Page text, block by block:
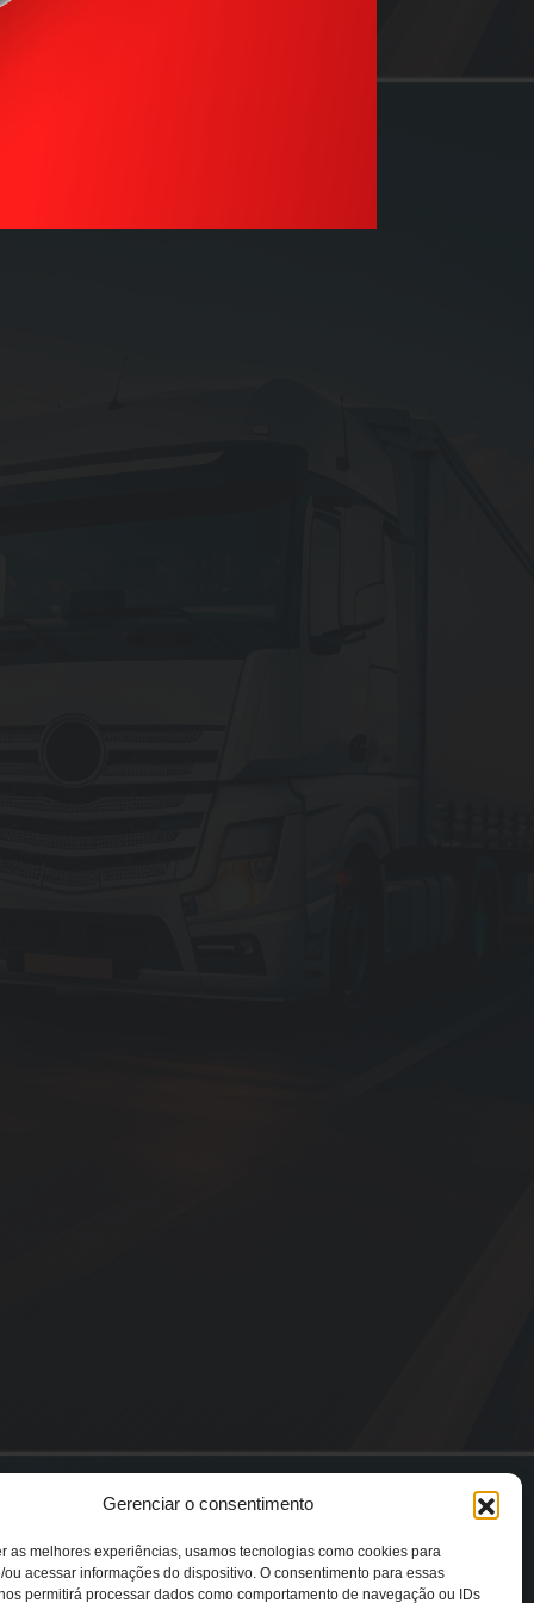
Gerenciar o consentimento
as melhores experiências, usamos tecnologias como cookies para
ou acessar informações do dispositivo. O consentimento para essas
permitirá processar dados como comportamento de navegação ou IDs